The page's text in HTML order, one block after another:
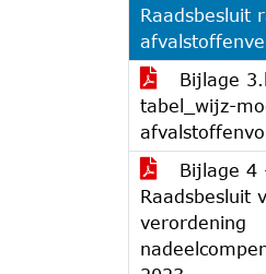
Raadsbesluit
Bijlage
tabel_wijz-
Bijlage 4
Raadsbesluit
verordening